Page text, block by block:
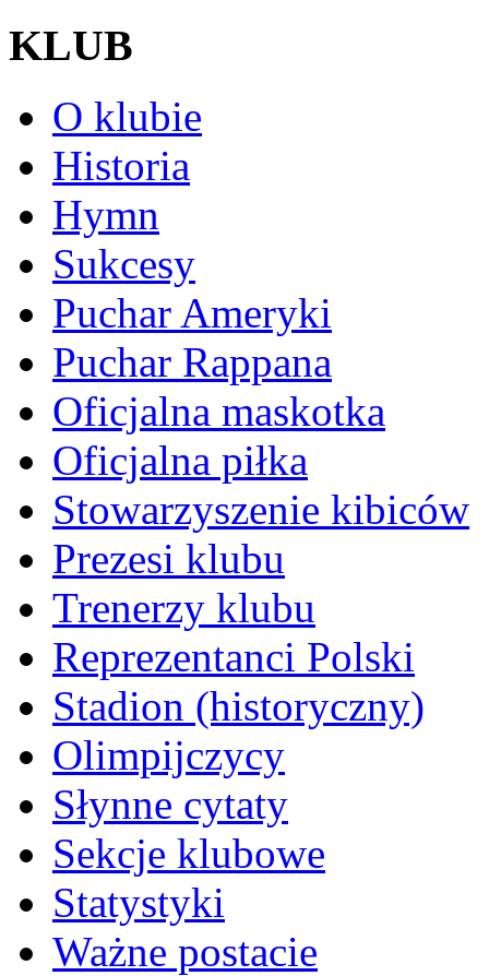
KLUB
O klubie
Historia
Hymn
Sukcesy
Puchar Ameryki
Puchar Rappana
Oficjalna maskotka
Oficjalna piłka
Stowarzyszenie kibiców
Prezesi klubu
Trenerzy klubu
Reprezentanci Polski
Stadion (historyczny)
Olimpijczycy
Słynne cytaty
Sekcje klubowe
Statystyki
Ważne postacie